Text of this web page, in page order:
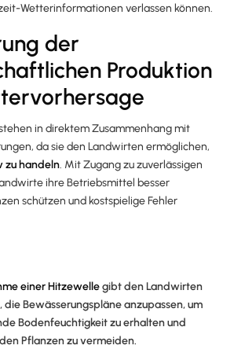
Wetterinformationen verlassen können.
der
Produktion
in direktem Zusammenhang mit
da sie den Landwirten ermöglichen,
zu handeln. Mit Zugang zu zuverlässigen
ihre Betriebsmittel besser
schützen und kostspielige Fehler
einer Hitzewellegibt den Landwirten
die Bewässerungspläne anzupassen, um
Bodenfeuchtigkeit zu erhalten und
Pflanzen zu vermeiden.